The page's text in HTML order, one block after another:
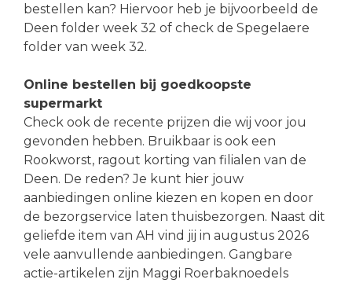
bestellen kan? Hiervoor heb je bijvoorbeeld de
Deen folder week 32 of check de Spegelaere
folder van week 32.
Online bestellen bij goedkoopste
supermarkt
Check ook de recente prijzen die wij voor jou
gevonden hebben. Bruikbaar is ook een
Rookworst, ragout korting van filialen van de
Deen. De reden? Je kunt hier jouw
aanbiedingen online kiezen en kopen en door
de bezorgservice laten thuisbezorgen. Naast dit
geliefde item van AH vind jij in augustus 2026
vele aanvullende aanbiedingen. Gangbare
actie-artikelen zijn Maggi Roerbaknoedels